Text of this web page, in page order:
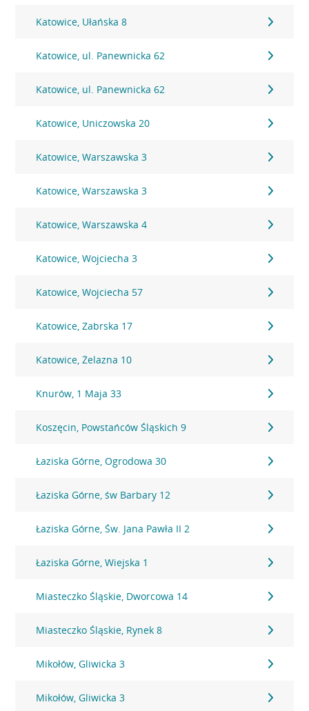
Katowice, Ułańska 8
Katowice, ul. Panewnicka 62
Katowice, ul. Panewnicka 62
Katowice, Uniczowska 20
Katowice, Warszawska 3
Katowice, Warszawska 3
Katowice, Warszawska 4
Katowice, Wojciecha 3
Katowice, Wojciecha 57
Katowice, Zabrska 17
Katowice, Żelazna 10
Knurów, 1 Maja 33
Koszęcin, Powstańców Śląskich 9
Łaziska Górne, Ogrodowa 30
Łaziska Górne, św Barbary 12
Łaziska Górne, Św. Jana Pawła II 2
Łaziska Górne, Wiejska 1
Miasteczko Śląskie, Dworcowa 14
Miasteczko Śląskie, Rynek 8
Mikołów, Gliwicka 3
Mikołów, Gliwicka 3